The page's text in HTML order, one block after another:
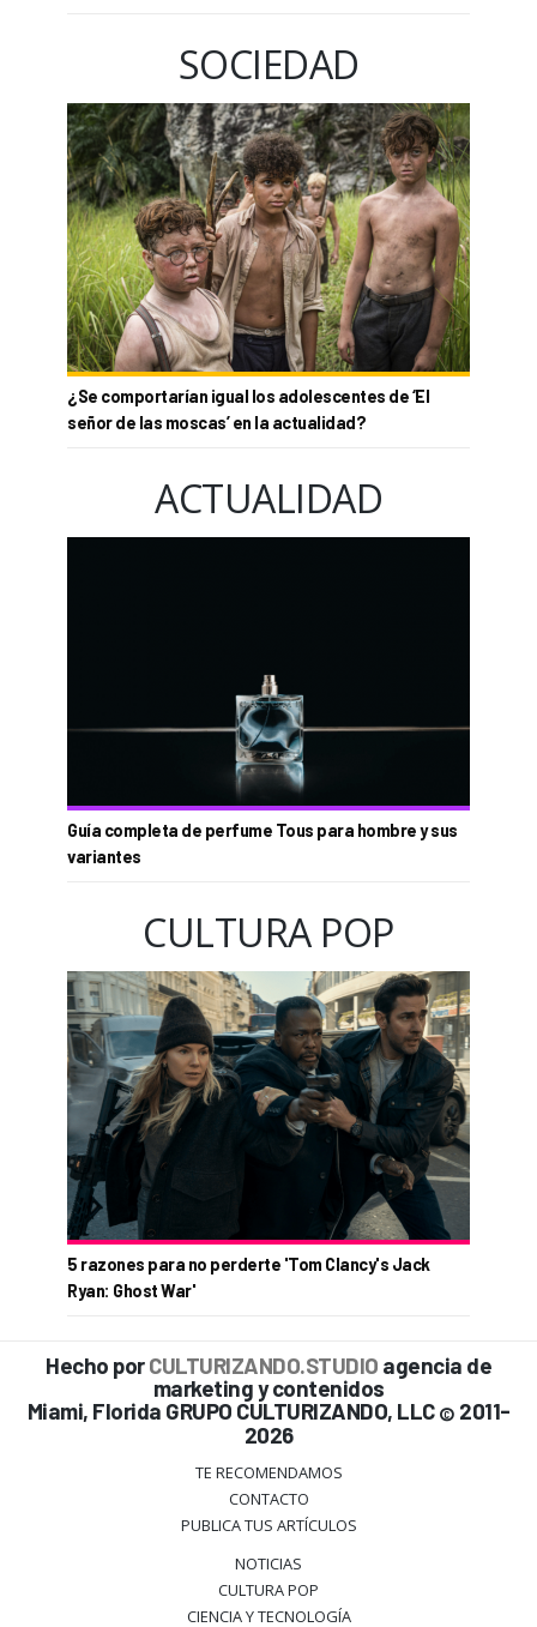
SOCIEDAD
¿Se comportarían igual los adolescentes de ‘El
señor de las moscas’ en la actualidad?
ACTUALIDAD
Guía completa de perfume Tous para hombre y sus
variantes
CULTURA POP
5 razones para no perderte 'Tom Clancy's Jack
Ryan: Ghost War'
Hecho porCULTURIZANDO.STUDIO agencia de
marketing y contenidos
Miami, Florida GRUPO CULTURIZANDO, LLC © 2011-
2026
TE RECOMENDAMOS
CONTACTO
PUBLICA TUS ARTÍCULOS
NOTICIAS
CULTURA POP
CIENCIA Y TECNOLOGÍA